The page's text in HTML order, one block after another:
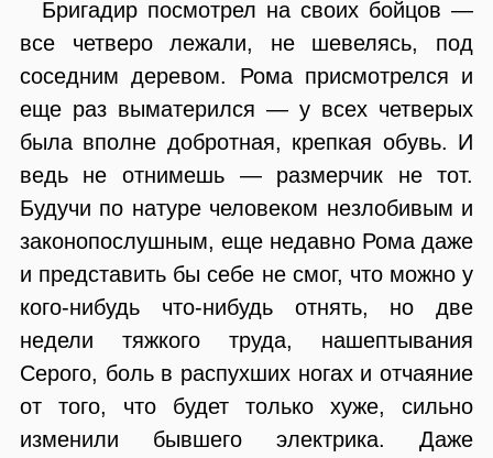
Бригадир посмотрел на своих бойцов —
все четверо лежали, не шевелясь, под
соседним деревом. Рома присмотрелся и
еще раз выматерился — у всех четверых
была вполне добротная, крепкая обувь. И
ведь не отнимешь — размерчик не тот.
Будучи по натуре человеком незлобивым и
законопослушным, еще недавно Рома даже
и представить бы себе не смог, что можно у
кого-нибудь что-нибудь отнять, но две
недели тяжкого труда, нашептывания
Серого, боль в распухших ногах и отчаяние
от того, что будет только хуже, сильно
изменили бывшего электрика. Даже